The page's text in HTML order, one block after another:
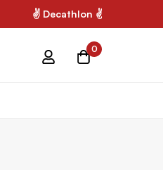
✌ Decathlon ✌
0